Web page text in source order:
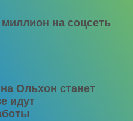
на соцсеть
Ольхон станет
идут